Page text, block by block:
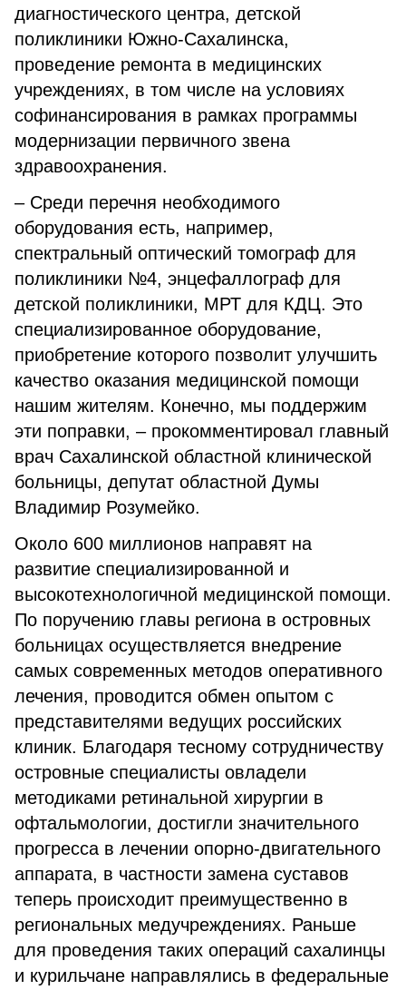
диагностического центра, детской
поликлиники Южно-Сахалинска,
проведение ремонта в медицинских
учреждениях, в том числе на условиях
софинансирования в рамках программы
модернизации первичного звена
здравоохранения.
– Среди перечня необходимого
оборудования есть, например,
спектральный оптический томограф для
поликлиники №4, энцефаллограф для
детской поликлиники, МРТ для КДЦ. Это
специализированное оборудование,
приобретение которого позволит улучшить
качество оказания медицинской помощи
нашим жителям. Конечно, мы поддержим
эти поправки, – прокомментировал главный
врач Сахалинской областной клинической
больницы, депутат областной Думы
Владимир Розумейко.
Около 600 миллионов направят на
развитие специализированной и
высокотехнологичной медицинской помощи.
По поручению главы региона в островных
больницах осуществляется внедрение
самых современных методов оперативного
лечения, проводится обмен опытом с
представителями ведущих российских
клиник. Благодаря тесному сотрудничеству
островные специалисты овладели
методиками ретинальной хирургии в
офтальмологии, достигли значительного
прогресса в лечении опорно-двигательного
аппарата, в частности замена суставов
теперь происходит преимущественно в
региональных медучреждениях. Раньше
для проведения таких операций сахалинцы
и курильчане направлялись в федеральные